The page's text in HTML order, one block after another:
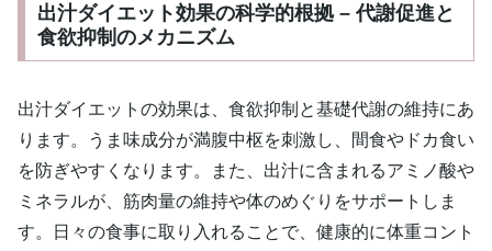
出汁ダイエット効果の科学的根拠 – 代謝促進と
食欲抑制のメカニズム
出汁ダイエットの効果は、食欲抑制と基礎代謝の維持にあ
ります。うま味成分が満腹中枢を刺激し、間食やドカ食い
を防ぎやすくなります。また、出汁に含まれるアミノ酸や
ミネラルが、筋肉量の維持や体のめぐりをサポートしま
す。日々の食事に取り入れることで、健康的に体重コント